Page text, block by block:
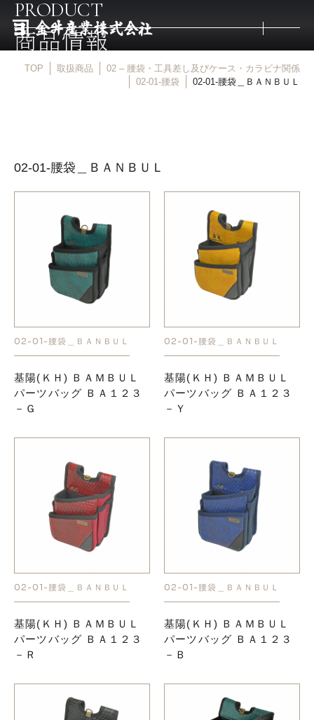
取扱メーカー
金井産業の強み
マルキン印
お知らせ
採用情報
お問い合わせはこちら
PRODUCT
商品情報
TOP 取扱商品
02 – 腰袋・工具差し及びケース・カラビナ関係
02-01-腰袋
02-01-腰袋＿ＢＡＮＢＵＬ
02-01-腰袋＿ＢＡＮＢＵＬ
02-01-腰袋＿ＢＡＮＢＵＬ
基陽(ＫＨ) ＢＡＭＢＵＬ
パーツバッグ ＢＡ１２３
－Ｇ
02-01-腰袋＿ＢＡＮＢＵＬ
基陽(ＫＨ) ＢＡＭＢＵＬ
パーツバッグ ＢＡ１２３
－Ｙ
02-01-腰袋＿ＢＡＮＢＵＬ
基陽(ＫＨ) ＢＡＭＢＵＬ
パーツバッグ ＢＡ１２３
－Ｒ
02-01-腰袋＿ＢＡＮＢＵＬ
基陽(ＫＨ) ＢＡＭＢＵＬ
パーツバッグ ＢＡ１２３
－Ｂ